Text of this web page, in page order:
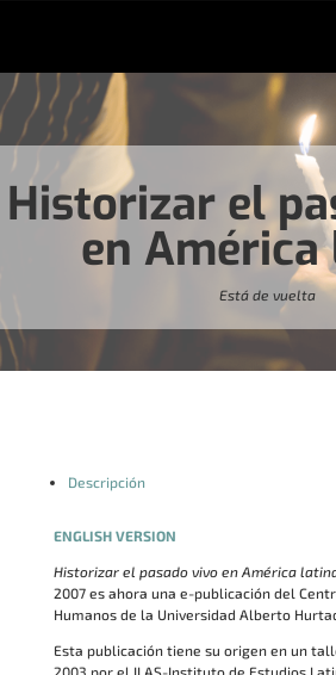
Historizar el
en
Está de vuelta
Descripción
ENGLISH VERSION
Historizar el pasado vivo en América
2007 es ahora una e-publicación del
Humanos de la Universidad Alberto
Esta publicación tiene su origen en un